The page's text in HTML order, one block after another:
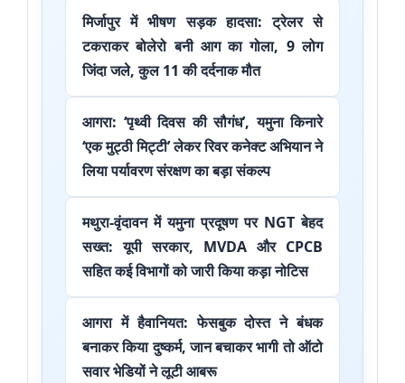
मिर्जापुर में भीषण सड़क हादसा: ट्रेलर से
टकराकर बोलेरो बनी आग का गोला, 9 लोग
जिंदा जले, कुल 11 की दर्दनाक मौत
आगरा: ‘पृथ्वी दिवस की सौगंध’, यमुना किनारे
‘एक मुट्ठी मिट्टी’ लेकर रिवर कनेक्ट अभियान ने
लिया पर्यावरण संरक्षण का बड़ा संकल्प
मथुरा-वृंदावन में यमुना प्रदूषण पर NGT बेहद
सख्त: यूपी सरकार, MVDA और CPCB
सहित कई विभागों को जारी किया कड़ा नोटिस
आगरा में हैवानियत: फेसबुक दोस्त ने बंधक
बनाकर किया दुष्कर्म, जान बचाकर भागी तो ऑटो
सवार भेडियों ने लूटी आबरू